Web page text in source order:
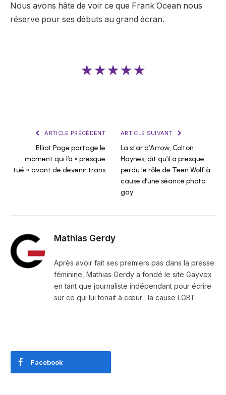
Nous avons hâte de voir ce que Frank Ocean nous
réserve pour ses débuts au grand écran.
★★★★★
ARTICLE PRÉCÉDENT
Elliot Page partage le
moment qui l’a « presque
tué » avant de devenir trans
ARTICLE SUIVANT
La star d’Arrow, Colton
Haynes, dit qu’il a presque
perdu le rôle de Teen Wolf à
cause d’une séance photo
gay
Mathias Gerdy
Après avoir fait ses premiers pas dans la presse
féminine, Mathias Gerdy a fondé le site Gayvox
en tant que journaliste indépendant pour écrire
sur ce qui lui tenait à cœur : la cause LGBT.
Facebook